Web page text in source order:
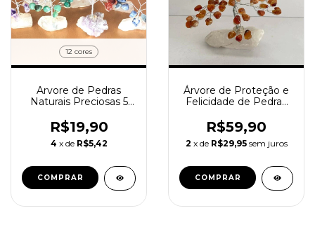
12 cores
Arvore de Pedras
Naturais Preciosas 5
R$19,90
4 x de R$5,42
COMPRAR
Árvore de Proteção e
Felicidade de Pedras
R$59,90
2 x de R$29,95 sem juros
COMPRAR